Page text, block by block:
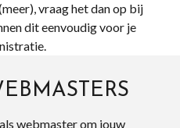
vraag het dan op bij
dit eenvoudig voor je
webmaster om jouw